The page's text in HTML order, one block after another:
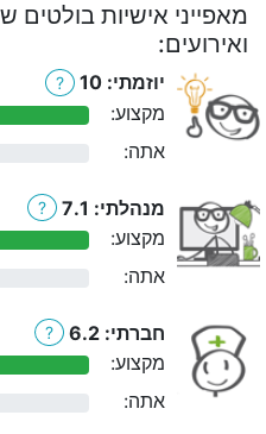
מאפייני אישיות
ואירועים:
יוזמתי: 10 ?
מקצוע:
אתה:
מנהלתי: 7.1 ?
מקצוע:
אתה:
חברתי: 6.2 ?
מקצוע:
אתה: